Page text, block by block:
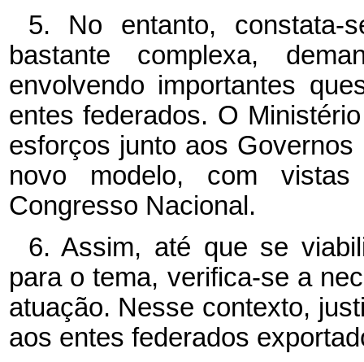
5. No entanto,
bastante complexa,
envolvendo importantes
entes federados. O
esforços junto aos
novo modelo, com
Congresso Nacional.
6. Assim, até que se
para o tema, verifica-se a
atuação. Nesse contexto,
aos entes federados